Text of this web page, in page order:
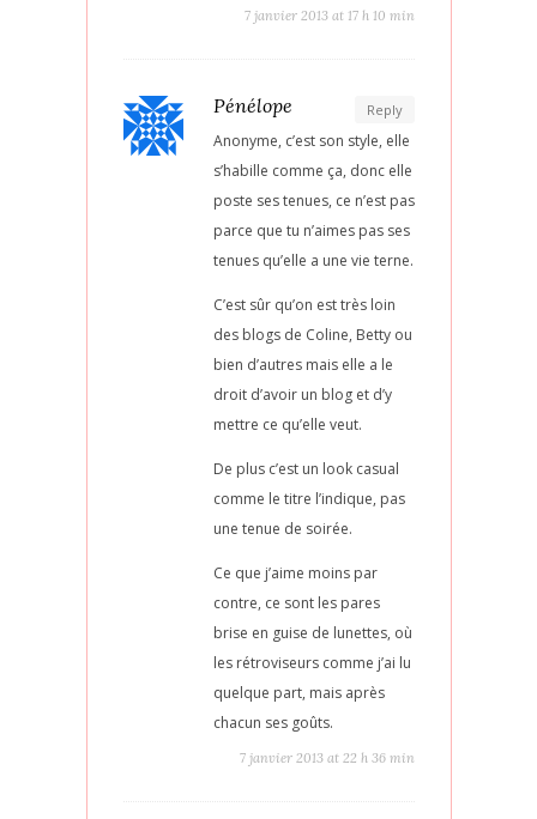
7 janvier 2013 at 17 h 10 min
Reply
Pénélope
Anonyme, c’est son style, elle
s’habille comme ça, donc elle
poste ses tenues, ce n’est pas
parce que tu n’aimes pas ses
tenues qu’elle a une vie terne.
C’est sûr qu’on est très loin
des blogs de Coline, Betty ou
bien d’autres mais elle a le
droit d’avoir un blog et d’y
mettre ce qu’elle veut.
De plus c’est un look casual
comme le titre l’indique, pas
une tenue de soirée.
Ce que j’aime moins par
contre, ce sont les pares
brise en guise de lunettes, où
les rétroviseurs comme j’ai lu
quelque part, mais après
chacun ses goûts.
7 janvier 2013 at 22 h 36 min